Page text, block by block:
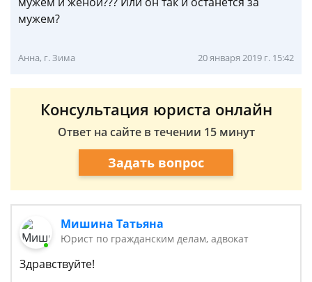
мужем?
Анна, г. Зима 20 января 2019 г. 15:42
Консультация юриста онлайн
Ответ на сайте в течении 15 минут
Задать вопрос
Мишина Татьяна
Юрист по гражданским делам, адвокат
Здравствуйте!